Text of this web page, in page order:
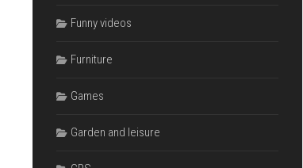
Funny videos
Furniture
Games
Garden and leisure